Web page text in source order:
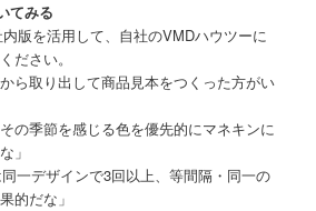
てみる
版を活用して、自社のVMDハウツーに
ださい。
ら取り出して商品見本をつくった方がい
の季節を感じる色を優先的にマネキンに
」
同一デザインで3回以上、等間隔・同一の
的だな」